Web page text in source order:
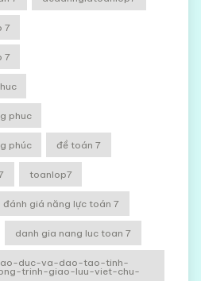
7
7
phuc
phúc đề toán 7
toanlop7
đánh giá năng lực toán 7
danh gia nang luc toan 7
duc-va-dao-tao-tinh-
trinh-giao-luu-viet-chu-